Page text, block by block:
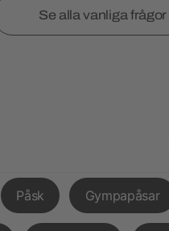
Se alla vanliga frågor
Påsk Gympapåsar